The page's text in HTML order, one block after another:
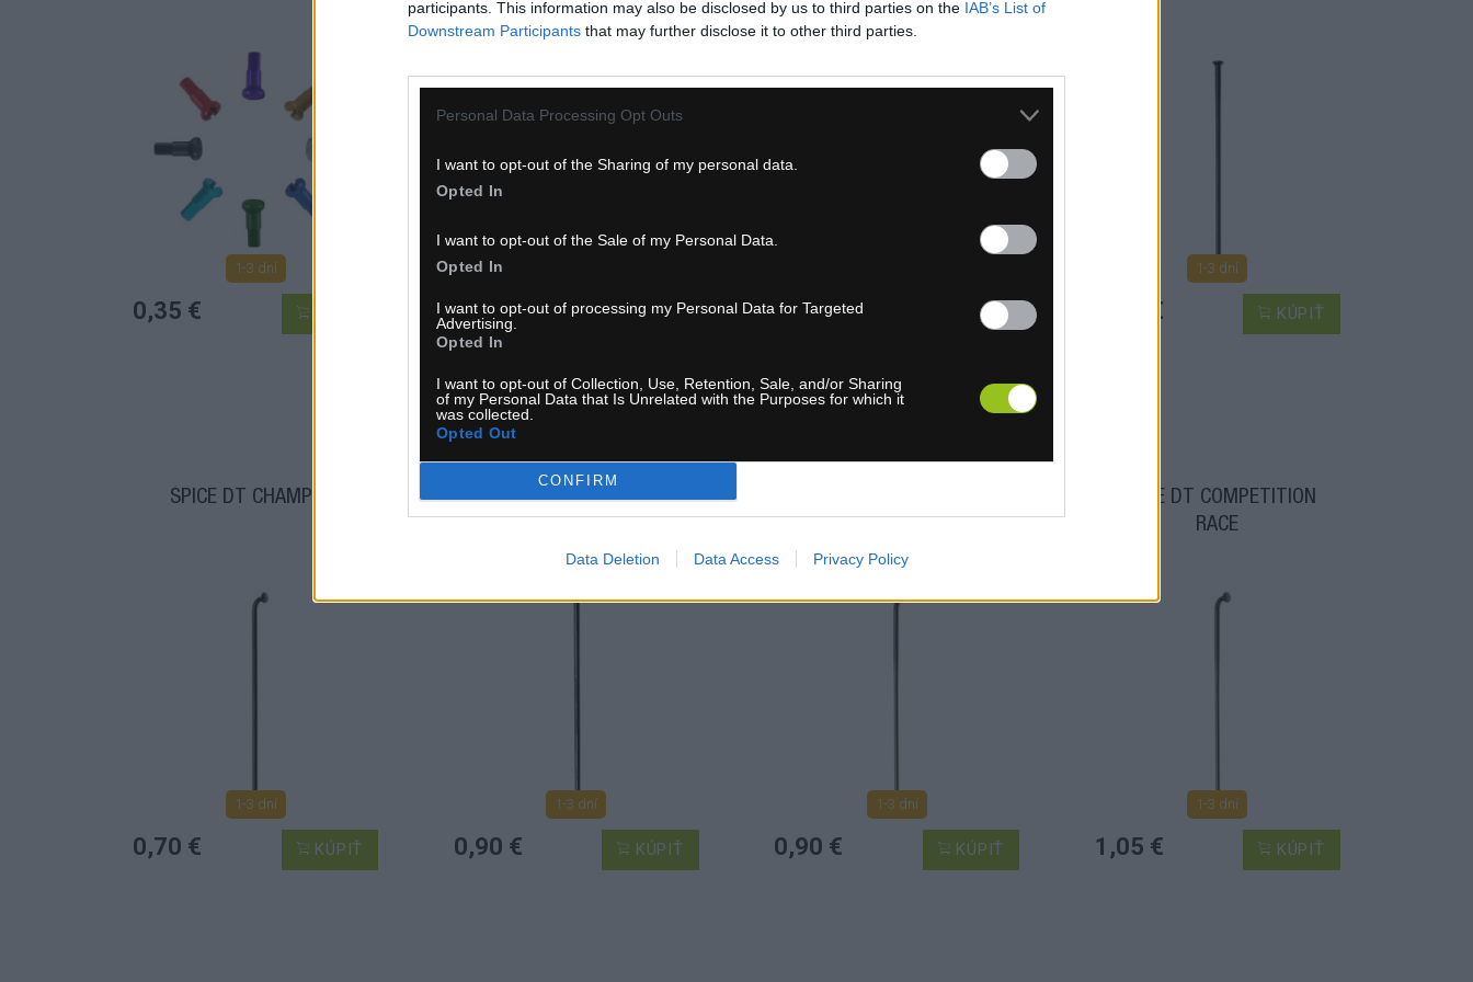
participants. This information may also be disclosed by us to third parties on the IAB’s List of
Downstream Participants that may further disclose it to other third parties.
Personal Data Processing Opt Outs
I want to opt-out of the Sharing of my personal data.
Opted In
I want to opt-out of the Sale of my Personal Data.
Opted In
I want to opt-out of processing my Personal Data for Targeted
Advertising.
Opted In
I want to opt-out of Collection, Use, Retention, Sale, and/or Sharing
of my Personal Data that Is Unrelated with the Purposes for which it
was collected.
Opted Out
CONFIRM
Data Deletion Data Access Privacy Policy
1-3 dní
0,35 € 0,40 € KÚPIŤ 0,50 € KÚPIŤ
1-3 dní
0,70 € KÚPIŤ
ŠPICE DT CHAMPION
1-3 dní
0,70 € KÚPIŤ
ŠPICE DT COMPETITION
1-3 dní
0,90 € KÚPIŤ
1-3 dní
0,90 € KÚPIŤ
ŠPICE DT COMPETITION
RACE
1-3 dní
1,05 € KÚPIŤ